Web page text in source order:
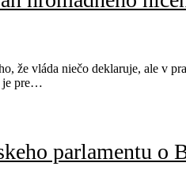
že vláda niečo deklaruje, ale v
je pre…
parlamentu o